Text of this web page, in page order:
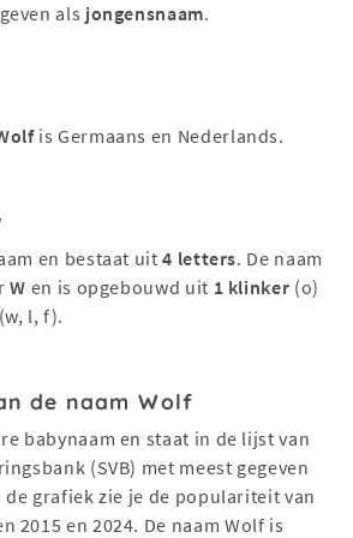
als jongensnaam.
is Germaans en Nederlands.
en bestaat uit4 letters. De naam
W en is opgebouwd uit 1 klinker (o)
(w, l, f).
de naam Wolf
babynaam en staat in de lijst van
(SVB) met meest gegeven
de grafiek zie je de populariteit van
2015 en 2024. De naam Wolf is